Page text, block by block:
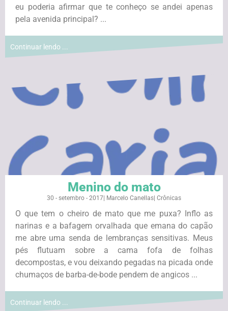
eu poderia afirmar que te conheço se andei apenas
pela avenida principal? ...
Continuar lendo ...
Menino do mato
30 - setembro - 2017 Marcelo Canellas Crônicas
O que tem o cheiro de mato que me puxa? Inflo as
narinas e a bafagem orvalhada que emana do capão
me abre uma senda de lembranças sensitivas. Meus
pés flutuam sobre a cama fofa de folhas
decompostas, e vou deixando pegadas na picada onde
chumaços de barba-de-bode pendem de angicos ...
Continuar lendo ...